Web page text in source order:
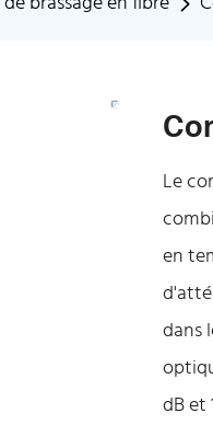
Le
en
dans
dB et